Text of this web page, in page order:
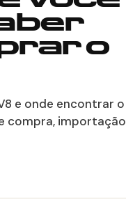
o
e onde encontrar o
compra, importação